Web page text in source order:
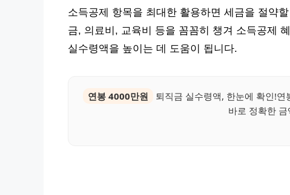
소득공제 항목을 최대한 활용하면 세금을 절약
금, 의료비, 교육비 등을 꼼꼼히 챙겨 소득공제
실수령액을 높이는 데 도움이 됩니다.
연봉 4000만원
퇴직금 실수령액, 한눈에 확인!
바로 정확한